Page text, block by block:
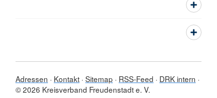
Adressen Kontakt Sitemap RSS-Feed
DRK intern
© 2026 Kreisverband Freudenstadt e. V.